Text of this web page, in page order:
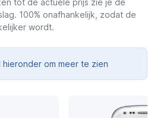
tot de actuele prijs zie je de
100% onafhankelijk, zodat de
wordt.
om meer te zien